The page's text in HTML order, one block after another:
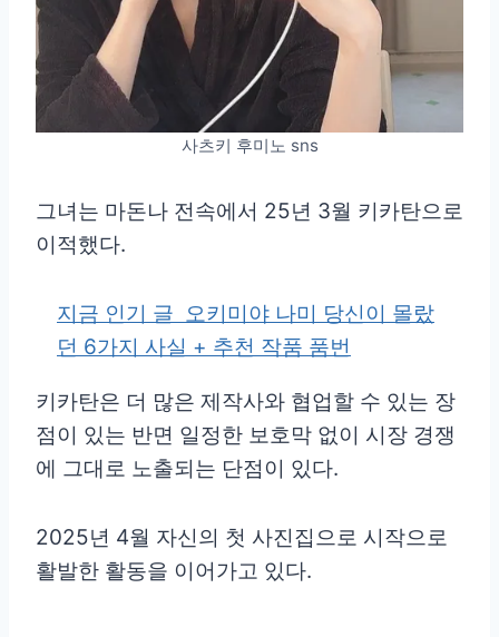
사츠키 후미노 sns
그녀는 마돈나 전속에서 25년 3월 키카탄으로
이적했다.
지금 인기 글 오키미야 나미 당신이 몰랐
던 6가지 사실 + 추천 작품 품번
키카탄은 더 많은 제작사와 협업할 수 있는 장
점이 있는 반면 일정한 보호막 없이 시장 경쟁
에 그대로 노출되는 단점이 있다.
2025년 4월 자신의 첫 사진집으로 시작으로
활발한 활동을 이어가고 있다.